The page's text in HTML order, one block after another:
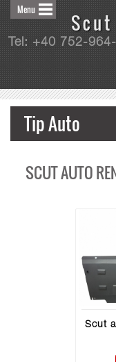
Tel: +40 752-
Menu
Tip Auto
SCUT AUTO
Scut